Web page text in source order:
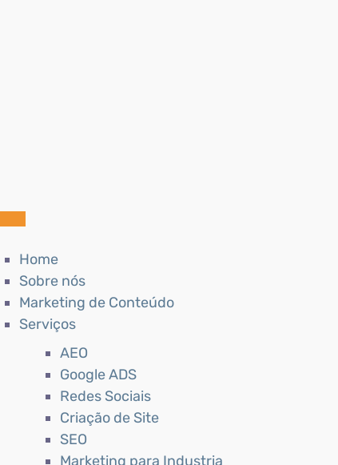
Home
Sobre nós
Marketing de Conteúdo
Serviços
AEO
Google ADS
Redes Sociais
Criação de Site
SEO
Marketing para Industria